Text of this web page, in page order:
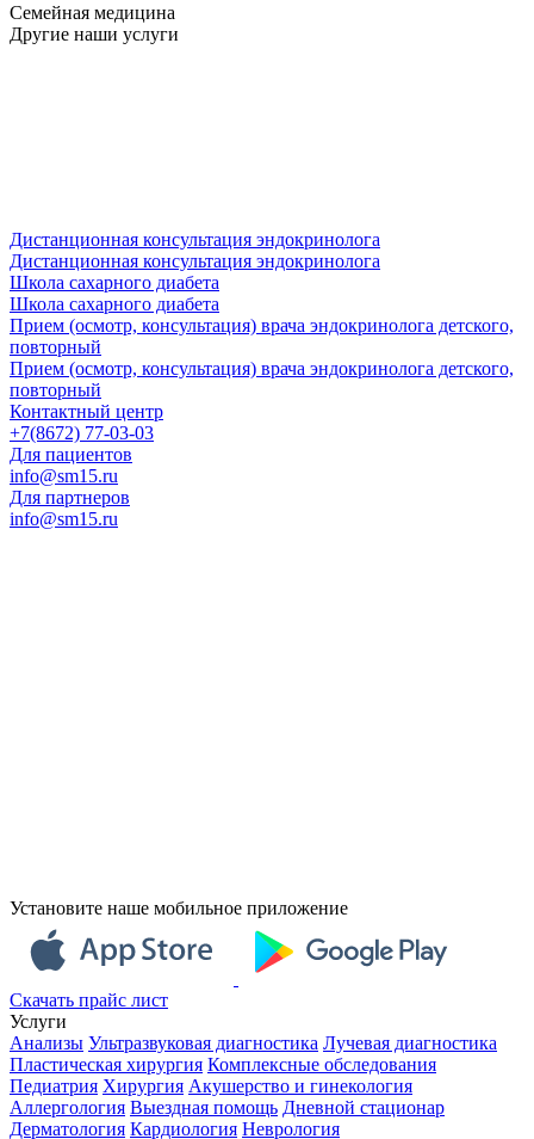
Семейная медицина
Другие наши услуги
Дистанционная консультация эндокринолога
Дистанционная консультация эндокринолога
Школа сахарного диабета
Школа сахарного диабета
Прием (осмотр, консультация) врача эндокринолога детского,
повторный
Прием (осмотр, консультация) врача эндокринолога детского,
повторный
Контактный центр
+7(8672) 77-03-03
Для пациентов
info@sm15.ru
Для партнеров
info@sm15.ru
Установите наше мобильное приложение
Скачать прайс лист
Услуги
Анализы Ультразвуковая диагностика Лучевая диагностика
Пластическая хирургия Комплексные обследования
Педиатрия Хирургия Акушерство и гинекология
Аллергология Выездная помощь Дневной стационар
Дерматология Кардиология Неврология